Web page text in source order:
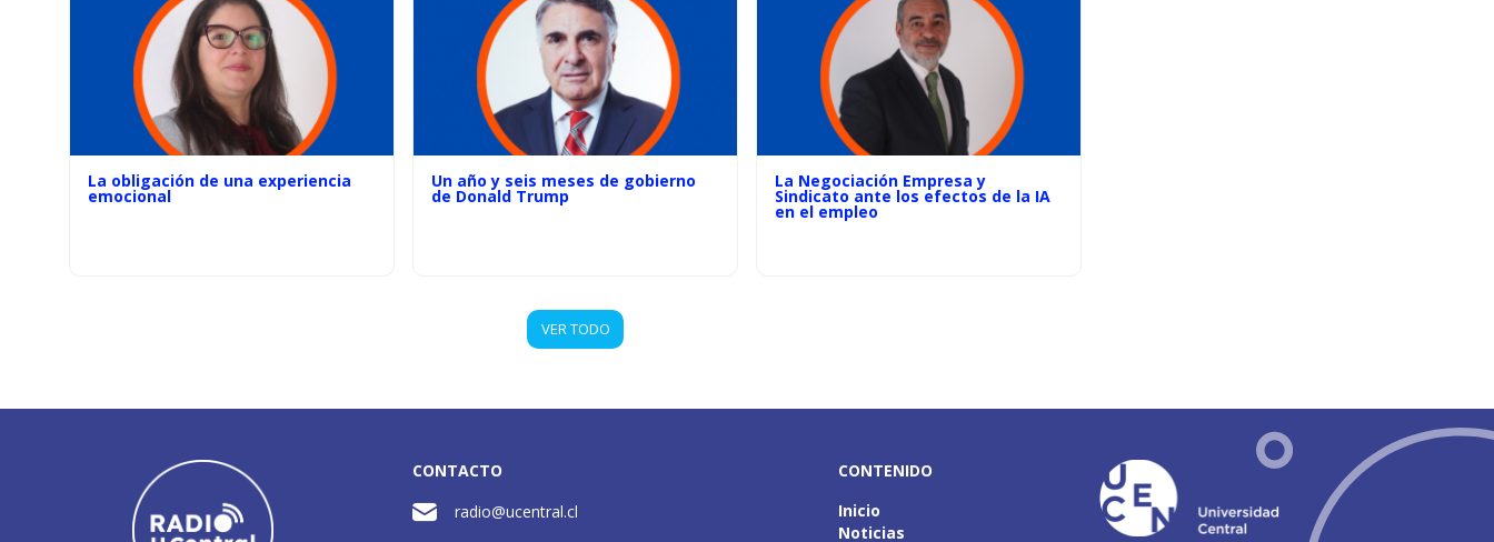
La obligación de una experiencia
emocional
Un año y seis meses de gobierno
de Donald Trump
La Negociación Empresa y
Sindicato ante los efectos de la IA
en el empleo
VER TODO
CONTACTO
radio@ucentral.cl
CONTENIDO
Inicio
Noticias